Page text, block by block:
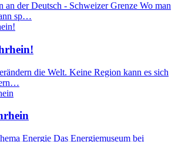
an der Deutsch - Schweizer Grenze Wo man
sp…
die Welt. Keine Region kann es sich
Energie Das Energiemuseum bei